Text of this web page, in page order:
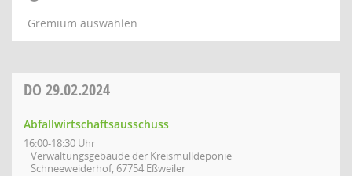
Gremium auswählen
DO 29.02.2024
Abfallwirtschaftsausschuss
16:00-18:30 Uhr
Verwaltungsgebäude der Kreismülldeponie
Schneeweiderhof, 67754 Eßweiler